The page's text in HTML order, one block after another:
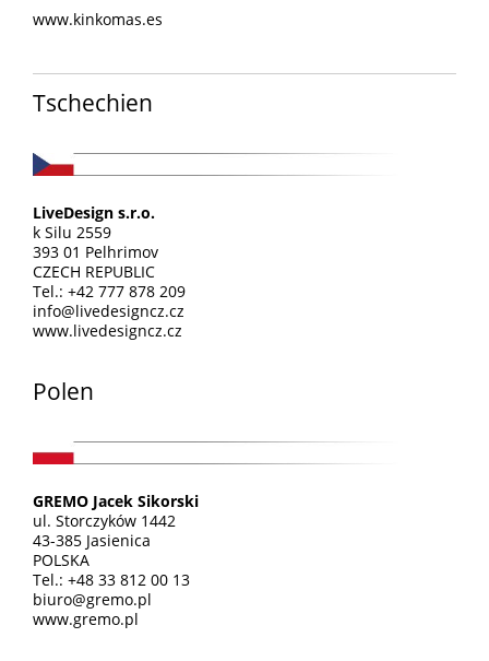
www.kinkomas.es
Tschechien
LiveDesign s.r.o.
k Silu 2559
393 01 Pelhrimov
CZECH REPUBLIC
Tel.: +42 777 878 209
info@livedesigncz.cz
www.livedesigncz.cz
Polen
GREMO Jacek Sikorski
ul. Storczyków 1442
43-385 Jasienica
POLSKA
Tel.: +48 33 812 00 13
biuro@gremo.pl
www.gremo.pl